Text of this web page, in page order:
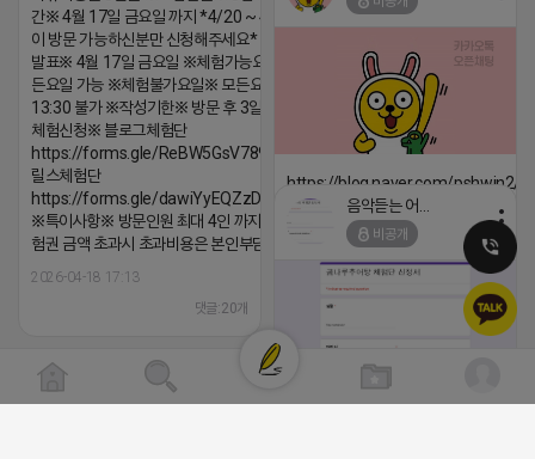
간※ 4월 17일 금요일 까지 *4/20 ~ 4/26 사
이 방문 가능하신분만 신청해주세요* ※체험단
발표※ 4월 17일 금요일 ※체험가능요일※ 모
든요일 가능 ※체험불가요일※ 모든요일 12 ~
13:30 불가 ※작성기한※ 방문 후 3일 이내 ※
체험신청※ 블로그체험단
https://forms.gle/ReBW5GsV789ur2Pz6
릴스체험단
https://forms.gle/dawiYyEQZzDdqf8W8
※특이사항※ 방문인원 최대 4인 까지 가능 체
험권 금액 초과시 초과비용은 본인부담입니다.
2026-04-18 17:13
댓글:20개
https://blog.naver.com/pshwin2/
2026-04-18 17:12
댓글:20개
비공개